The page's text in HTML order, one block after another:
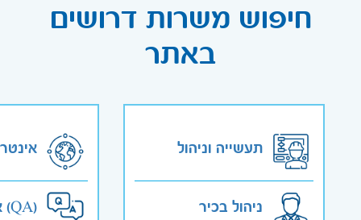
חיפוש משרות דרושים
באתר
תעשייה וניהול
ניהול בכיר אבטחת איכות (QA)